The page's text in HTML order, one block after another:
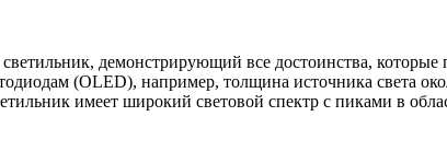
светильник, демонстрирующий все достоинства, которые
(OLED), например, толщина источника света
имеет широкий световой спектр с пиками в